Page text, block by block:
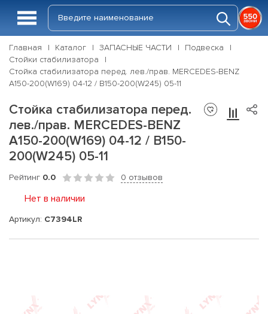
Главная Каталог ЗАПАСНЫЕ ЧАСТИ
Подвеска
Стойки стабилизатора
Стойка стабилизатора перед. лев./прав. MERCEDES-BENZ
A150-200(W169) 04-12 / B150-200(W245) 05-11
Стойка стабилизатора перед.
лев./прав. MERCEDES-BENZ
A150-200(W169) 04-12 / B150-
200(W245) 05-11
Рейтинг 0.0 0 отзывов
Нет в наличии
Артикул: C7394LR